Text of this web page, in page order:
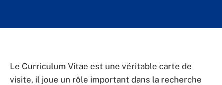
Le Curriculum Vitae est une véritable carte de
visite, il joue un rôle important dans la recherche